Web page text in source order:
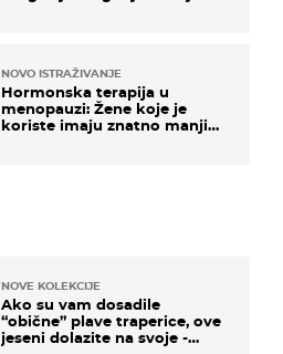
NOVO ISTRAŽIVANJE
Hormonska terapija u
menopauzi: Žene koje je
koriste imaju znatno manji
NOVE KOLEKCIJE
Ako su vam dosadile
“obične” plave traperice, ove
jeseni dolazite na svoje -